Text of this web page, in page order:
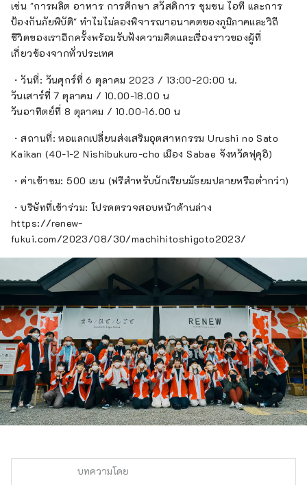
เช่น "การผลิต อาหาร การศึกษา สวัสดิการ ชุมชน ไอที และการ
ป้องกันภัยพิบัติ" ทำไมไม่ลองพิจารณาอนาคตของภูมิภาคและวิถี
ชีวิตของเราอีกครั้งพร้อมรับฟังความคิดและเรื่องราวของผู้ที่
เกี่ยวข้องจากทั่วประเทศ
・วันที่: วันศุกร์ที่ 6 ตุลาคม 2023 / 13:00-20:00 น.
วันเสาร์ที่ 7 ตุลาคม / 10.00-18.00 น
วันอาทิตย์ที่ 8 ตุลาคม / 10.00-16.00 น
・สถานที่: หอแลกเปลี่ยนส่งเสริมอุตสาหกรรม Urushi no Sato
Kaikan (40-1-2 Nishibukuro-cho เมือง Sabae จังหวัดฟุคุอิ)
・ค่าเข้าชม: 500 เยน (ฟรีสำหรับนักเรียนมัธยมปลายหรือต่ำกว่า)
・บริษัทที่เข้าร่วม: โปรดตรวจสอบหน้าด้านล่าง
https://renew-
fukui.com/2023/08/30/machihitoshigoto2023/
บทความโดย